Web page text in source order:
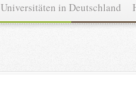
Universitäten in Deutschland